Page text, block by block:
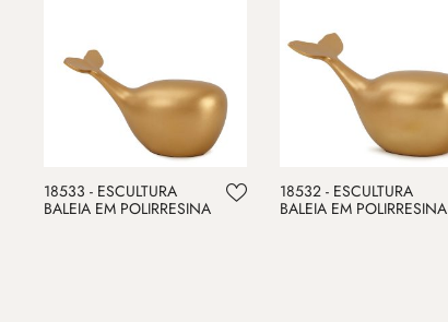
18533 - ESCULTURA
BALEIA EM POLIRRESINA
18532 - ESCULTURA
BALEIA EM POLIRRESINA